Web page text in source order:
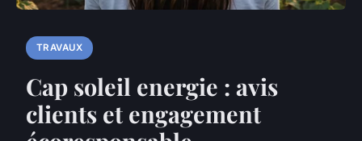
TRAVAUX
Cap soleil energie : avis
clients et engagement